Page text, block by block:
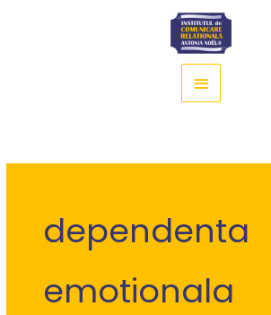
Main
Menu
dependenta
emotionala